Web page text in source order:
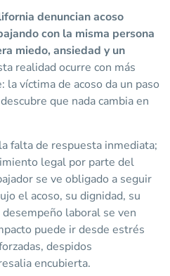
denuncian acoso
con la misma persona
miedo, ansiedad y un
realidad ocurre con más
la víctima de acoso da un paso
que nada cambia en
falta de respuesta inmediata;
legal por parte del
se ve obligado a seguir
el acoso, su dignidad, su
laboral se ven
puede ir desde estrés
despidos
encubierta.